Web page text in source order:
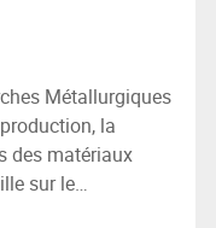
Métallurgiques
la
des matériaux
sur le